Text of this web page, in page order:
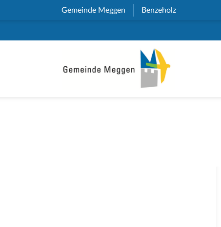
Gemeinde Meggen (External Link)
Benzeholz(External Link)